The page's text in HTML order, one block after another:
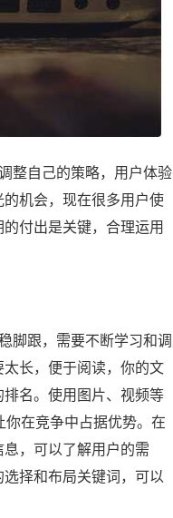
整自己的策略，用户体验
机会，现在很多用户使
付出是关键，合理运用
脚跟，需要不断学习和调
长，便于阅读，你的文
名。使用图片、视频等
在竞争中占据优势。在
，可以了解用户的需
择和布局关键词，可以